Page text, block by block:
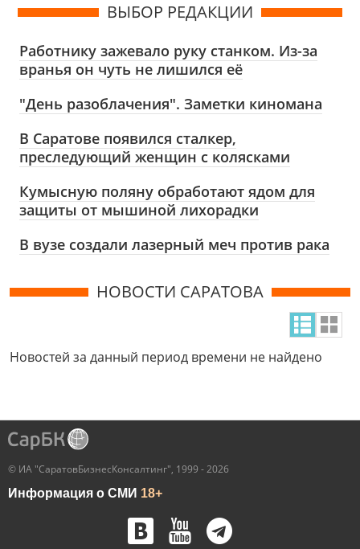
ВЫБОР РЕДАКЦИИ
Работнику зажевало руку станком. Из-за
вранья он чуть не лишился её
"День разоблачения". Заметки киномана
В Саратове появился сталкер,
преследующий женщин с колясками
Кумысную поляну обработают ядом для
защиты от мышиной лихорадки
В вузе создали лазерный меч против рака
НОВОСТИ САРАТОВА
Новостей за данный период времени не найдено
© ИА "СаратовБизнесКонсалтинг", 1999 - 2026
Информация о СМИ 18+